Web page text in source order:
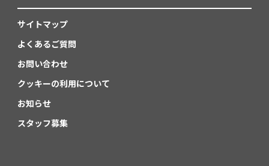
サイトマップ
よくあるご質問
お問い合わせ
クッキーの利用について
お知らせ
スタッフ募集